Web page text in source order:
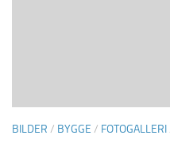
BILDER / BYGGE / FOTOGALLERI